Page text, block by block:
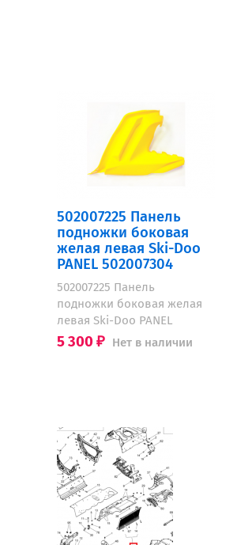
502007225 Панель
подножки боковая
желая левая Ski-Doo
PANEL 502007304
502007225 Панель
подножки боковая желая
левая Ski-Doo PANEL
5 300 ₽ Нет в наличии